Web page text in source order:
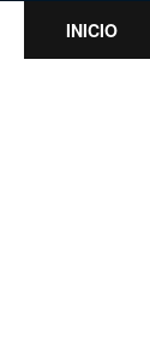
INICIO